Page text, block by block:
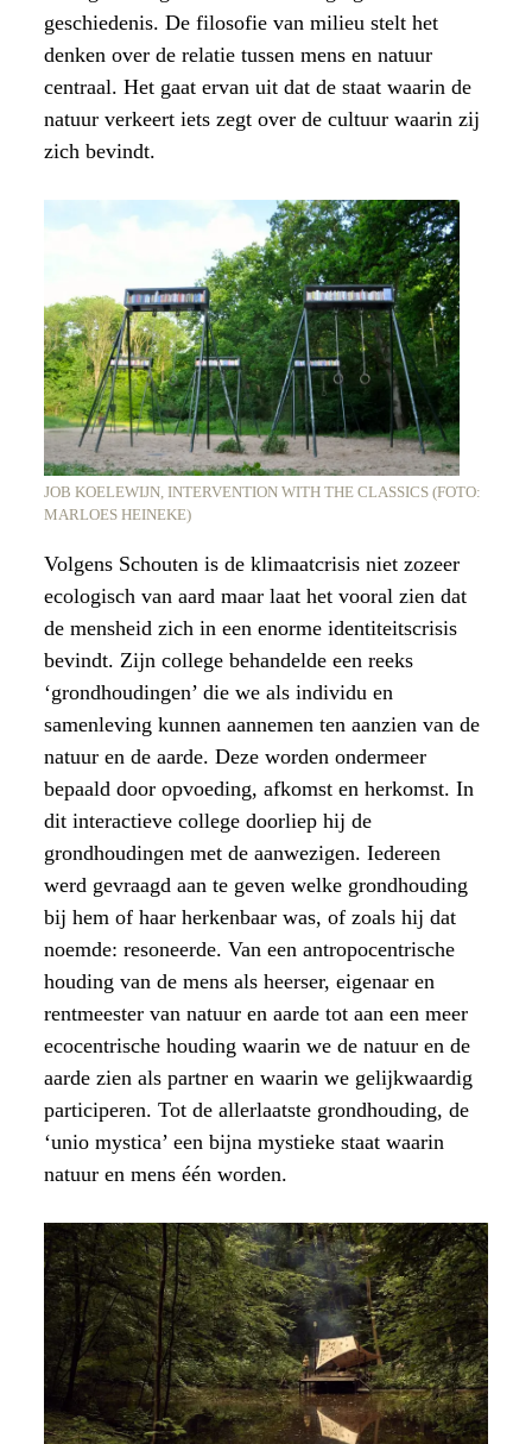
geschiedenis. De filosofie van milieu stelt het
denken over de relatie tussen mens en natuur
centraal. Het gaat ervan uit dat de staat waarin de
natuur verkeert iets zegt over de cultuur waarin zij
zich bevindt.
JOB KOELEWIJN, INTERVENTION WITH THE CLASSICS (FOTO:
MARLOES HEINEKE)
Volgens Schouten is de klimaatcrisis niet zozeer
ecologisch van aard maar laat het vooral zien dat
de mensheid zich in een enorme identiteitscrisis
bevindt. Zijn college behandelde een reeks
‘grondhoudingen’ die we als individu en
samenleving kunnen aannemen ten aanzien van de
natuur en de aarde. Deze worden ondermeer
bepaald door opvoeding, afkomst en herkomst. In
dit interactieve college doorliep hij de
grondhoudingen met de aanwezigen. Iedereen
werd gevraagd aan te geven welke grondhouding
bij hem of haar herkenbaar was, of zoals hij dat
noemde: resoneerde. Van een antropocentrische
houding van de mens als heerser, eigenaar en
rentmeester van natuur en aarde tot aan een meer
ecocentrische houding waarin we de natuur en de
aarde zien als partner en waarin we gelijkwaardig
participeren. Tot de allerlaatste grondhouding, de
‘unio mystica’ een bijna mystieke staat waarin
natuur en mens één worden.